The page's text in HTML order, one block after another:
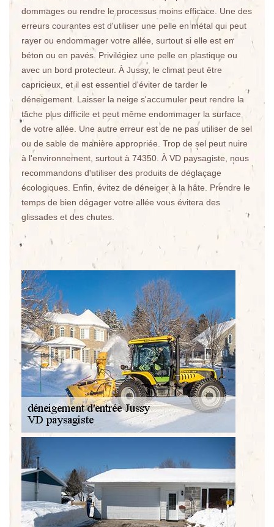
dommages ou rendre le processus moins efficace. Une des
erreurs courantes est d'utiliser une pelle en métal qui peut
rayer ou endommager votre allée, surtout si elle est en
béton ou en pavés. Privilégiez une pelle en plastique ou
avec un bord protecteur. À Jussy, le climat peut être
capricieux, et il est essentiel d'éviter de tarder le
déneigement. Laisser la neige s'accumuler peut rendre la
tâche plus difficile et peut même endommager la surface
de votre allée. Une autre erreur est de ne pas utiliser de sel
ou de sable de manière appropriée. Trop de sel peut nuire
à l'environnement, surtout à 74350. À VD paysagiste, nous
recommandons d'utiliser des produits de déglaçage
écologiques. Enfin, évitez de déneiger à la hâte. Prendre le
temps de bien dégager votre allée vous évitera des
glissades et des chutes.